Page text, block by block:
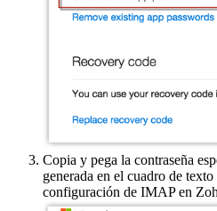
Copia y pega la contraseña
generada en el cuadro de
configuración de IMAP en